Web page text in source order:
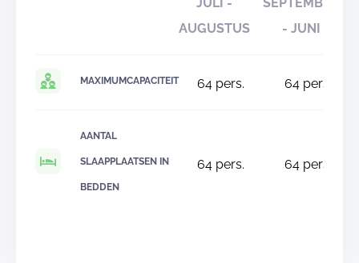
AUGUSTUS
- JUNI
MAXIMUMCAPACITEIT 64 pers. 64pers.
AANTAL
SLAAPPLAATSEN IN
BEDDEN
64 pers. 64pers.